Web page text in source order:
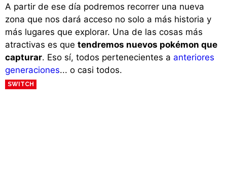
A partir de ese día podremos recorrer una nueva
zona que nos dará acceso no solo a más historia y
más lugares que explorar. Una de las cosas más
atractivas es que tendremos nuevos pokémon que
capturar. Eso sí, todos pertenecientes a anteriores
generaciones... o casi todos.
SWITCH